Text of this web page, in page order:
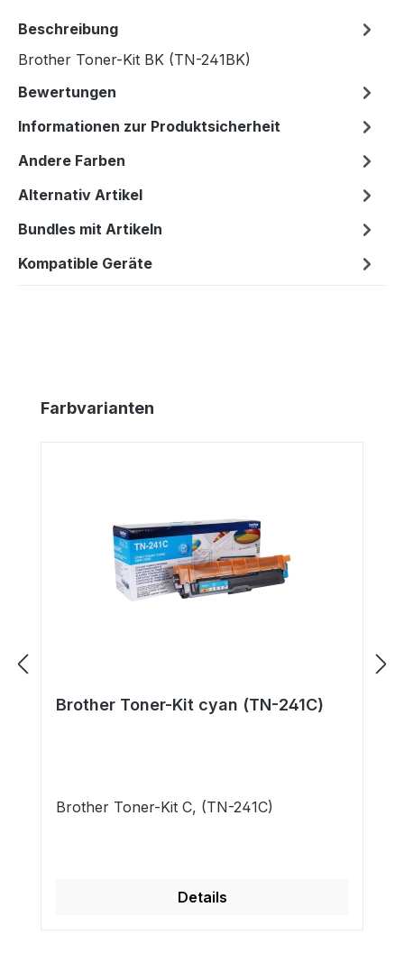
Beschreibung
Brother Toner-Kit BK (TN-241BK)
Bewertungen
Informationen zur Produktsicherheit
Andere Farben
Alternativ Artikel
Bundles mit Artikeln
Kompatible Geräte
Produktgalerie überspringen
Farbvarianten
Brother Toner-Kit cyan (TN-241C)
Brother Toner-Kit C, (TN-241C)
Details